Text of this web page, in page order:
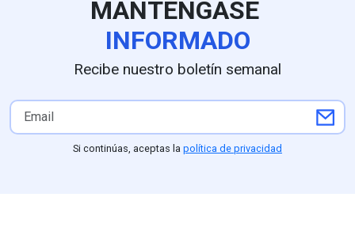
embajador estadounidense
Ronald Johnson operará a
partir del 8 de agosto en
Tancítaro, Tacámbaro,
Pátzcuaro, respaldada por
un despliegue de seguridad
del Ejército y la Guardia
Nacional ordenado por la
Astudillo,
Arias
el respaldo
Partido Verde
competitividad
MANTÉNGASE
INFORMADO
Recibe nuestro boletín semanal
Si continúas, aceptas la política de privacidad